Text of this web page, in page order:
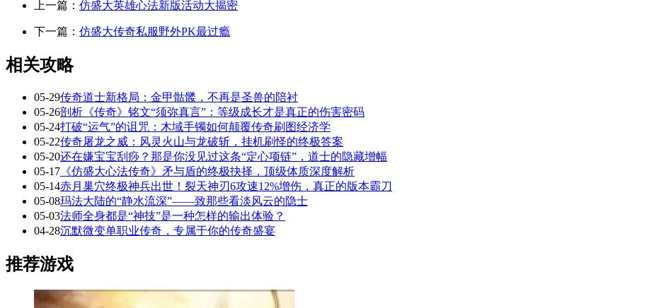
上一篇： 仿盛大英雄心法新版活动大揭密
下一篇： 仿盛大传奇私服野外PK最过瘾
相关攻略
05-29传奇道士新格局：金甲骷髅，不再是圣兽的陪衬
05-26剖析《传奇》铭文“须弥真言”：等级成长才是真正的伤害密码
05-24打破“运气”的诅咒：木域手镯如何颠覆传奇刷图经济学
05-22传奇屠龙之威：风灵火山与龙破斩，挂机刷怪的终极答案
05-20还在嫌宝宝刮痧？那是你没见过这条“定心项链”，道士的隐藏增幅
05-17 《仿盛大心法传奇》矛与盾的终极抉择，顶级体质深度解析
05-14赤月巢穴终极神兵出世！裂天神刃6攻速12%增伤，真正的版本霸刀
05-08玛法大陆的“静水流深”——致那些看淡风云的隐士
05-03法师全身都是“神技”是一种怎样的输出体验？
04-28沉默微变单职业传奇，专属于你的传奇盛宴
推荐游戏